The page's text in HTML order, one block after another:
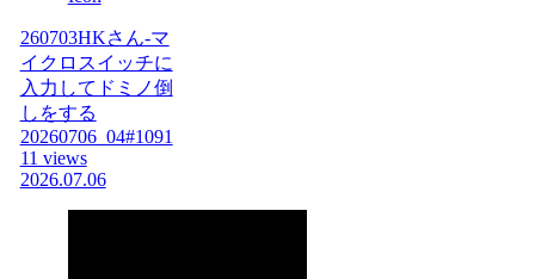
260703HKさん-マ
イクロスイッチに
入力してドミノ倒
しをする
20260706_04#1091
11 views
2026.07.06